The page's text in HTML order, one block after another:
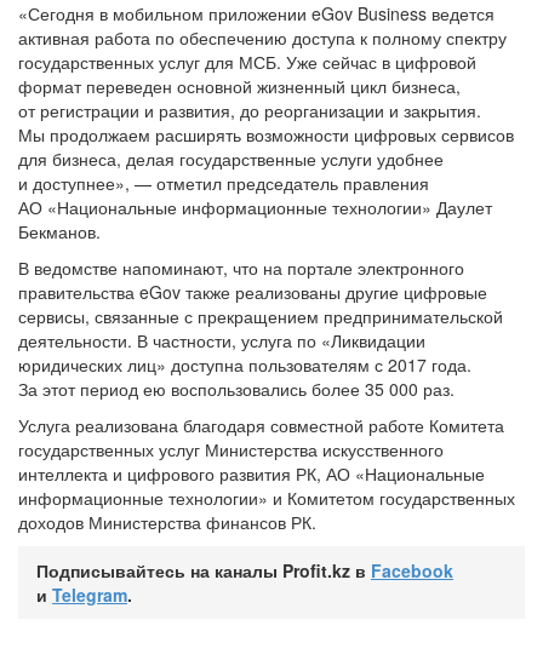
«Сегодня в мобильном приложении eGov Business ведется
активная работа по обеспечению доступа к полному спектру
государственных услуг для МСБ. Уже сейчас в цифровой
формат переведен основной жизненный цикл бизнеса,
от регистрации и развития, до реорганизации и закрытия.
Мы продолжаем расширять возможности цифровых сервисов
для бизнеса, делая государственные услуги удобнее
и доступнее», — отметил председатель правления
АО «Национальные информационные технологии» Даулет
Бекманов.
В ведомстве напоминают, что на портале электронного
правительства eGov также реализованы другие цифровые
сервисы, связанные с прекращением предпринимательской
деятельности. В частности, услуга по «Ликвидации
юридических лиц» доступна пользователям с 2017 года.
За этот период ею воспользовались более 35 000 раз.
Услуга реализована благодаря совместной работе Комитета
государственных услуг Министерства искусственного
интеллекта и цифрового развития РК, АО «Национальные
информационные технологии» и Комитетом государственных
доходов Министерства финансов РК.
Подписывайтесь на каналы Profit.kz в Facebook
и Telegram.